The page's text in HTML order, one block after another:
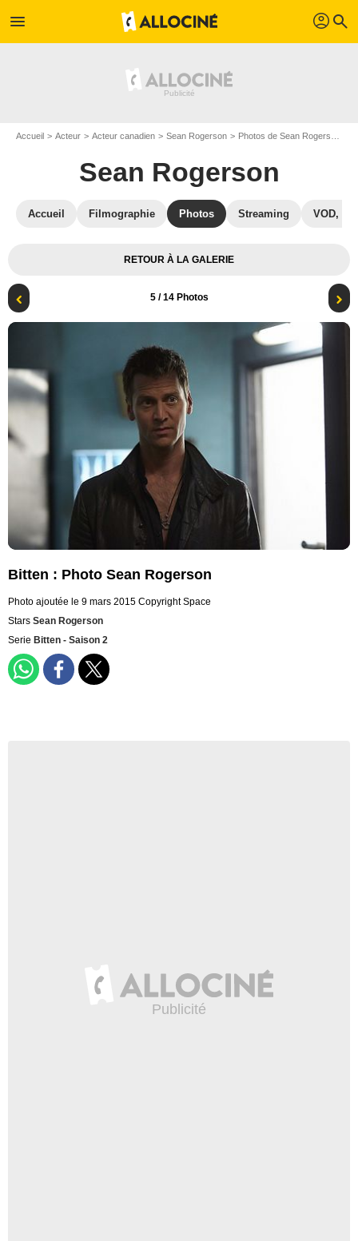
menu profil search
Accueil Acteur Acteur canadien Sean Rogerson Photos de Sean Rogerson
Sean Rogerson
Accueil Filmographie Photos Streaming VOD,
RETOUR À LA GALERIE
5/ 14 Photos
Bitten : Photo Sean Rogerson
Photo ajoutée le 9 mars 2015 Copyright Space
Stars Sean Rogerson
Serie Bitten - Saison 2